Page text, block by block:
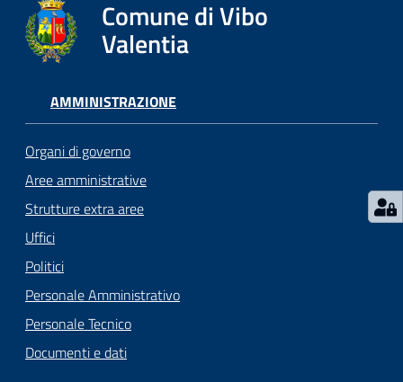
argomenti...
Seguici
su
Comune di Vibo
Valentia
AMMINISTRAZIONE
Organi di governo
Aree amministrative
Strutture extra aree
Uffici
Politici
Personale Amministrativo
Personale Tecnico
Documenti e dati